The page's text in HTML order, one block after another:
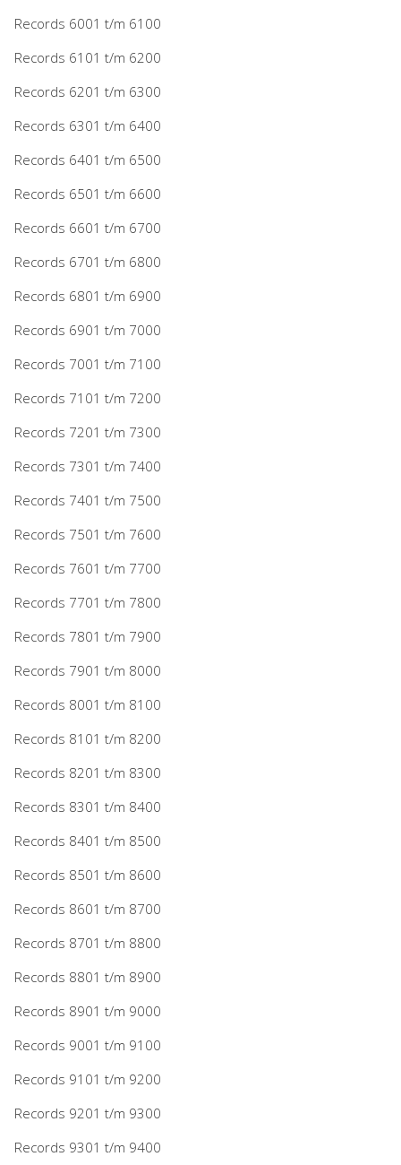
Records 6001 t/m 6100
Records 6101 t/m 6200
Records 6201 t/m 6300
Records 6301 t/m 6400
Records 6401 t/m 6500
Records 6501 t/m 6600
Records 6601 t/m 6700
Records 6701 t/m 6800
Records 6801 t/m 6900
Records 6901 t/m 7000
Records 7001 t/m 7100
Records 7101 t/m 7200
Records 7201 t/m 7300
Records 7301 t/m 7400
Records 7401 t/m 7500
Records 7501 t/m 7600
Records 7601 t/m 7700
Records 7701 t/m 7800
Records 7801 t/m 7900
Records 7901 t/m 8000
Records 8001 t/m 8100
Records 8101 t/m 8200
Records 8201 t/m 8300
Records 8301 t/m 8400
Records 8401 t/m 8500
Records 8501 t/m 8600
Records 8601 t/m 8700
Records 8701 t/m 8800
Records 8801 t/m 8900
Records 8901 t/m 9000
Records 9001 t/m 9100
Records 9101 t/m 9200
Records 9201 t/m 9300
Records 9301 t/m 9400